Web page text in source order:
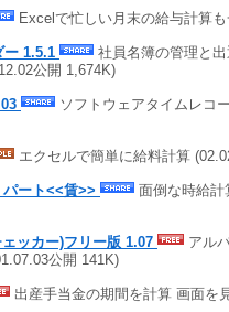
Excelで忙しい月末の給与計算
ー 1.5.1
社員名簿の管理と
公開 1,674K)
ソフトウェアタイムレコ
エクセルで簡単に給料計算
ート<<賃>>
面倒な時給計
ッカー)フリー版 1.07
アル
公開 141K)
出産手当金の期間を計算 画面を